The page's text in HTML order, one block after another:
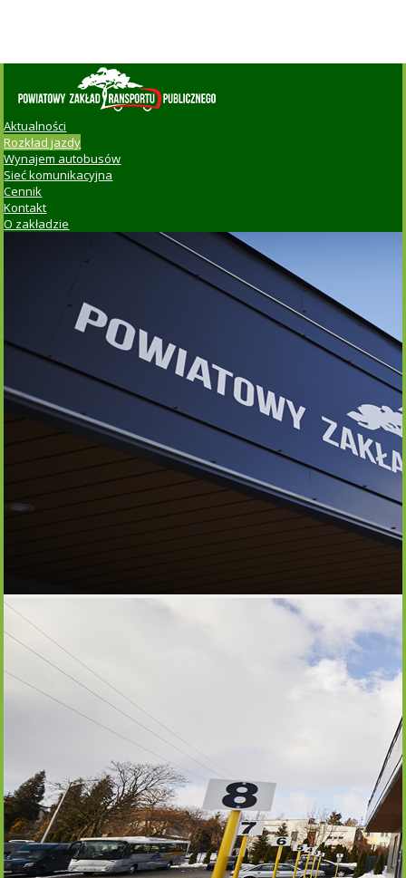
Aktualności
Rozkład jazdy
Wynajem autobusów
Sieć komunikacyjna
Cennik
Kontakt
O zakładzie